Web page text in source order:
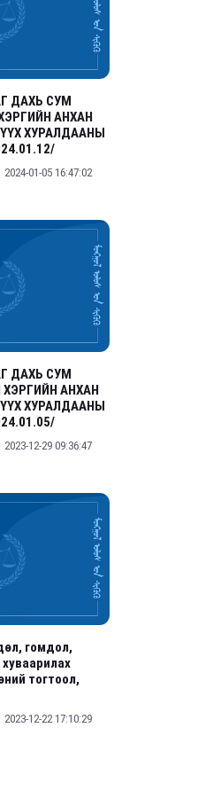
ДАХЬ СУМ
АНХАН
ХУРАЛДААНЫ
2024-01-05 16:47:02
ДАХЬ СУМ
АНХАН
ХУРАЛДААНЫ
2023-12-29 09:36:47
гомдол,
хуваарилах
тогтоол,
2023-12-22 17:10:29